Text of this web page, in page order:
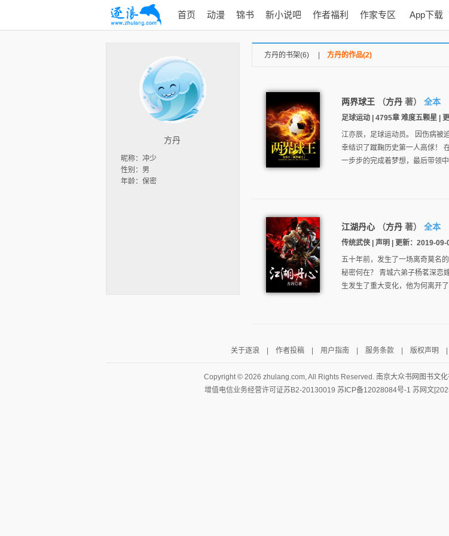
首页 动漫 锦书 新小说吧 作者福利 作家专区 App下载
逐浪小说
方丹
昵称：冲少
性别：男
年龄：保密
方丹的书架(6) 方丹的作品(2)
两界球王 （方丹 著） 全本
足球运动 | 4795章 难度五颗星 |
江亦辰，足球运动员。 因伤病被
幸结识了蹴鞠历史第一人高俅！
一步步的完成着梦想，最后带领
江湖丹心 （方丹 著） 全本
传统武侠 | 声明 | 更新：2019-
五十年前，发生了一场离奇莫名
秘密何在？ 青城六弟子杨茗深恋
生发生了重大变化，他为何离开
关于逐浪 作者投稿| 用户指南 服务条款| 版权声明
Copyright © 2026 zhulang.com, All Rights Reserved. 南京大众书网图书文化
增值电信业务经营许可证苏B2-20130019 苏ICP备12028084号-1 苏网文